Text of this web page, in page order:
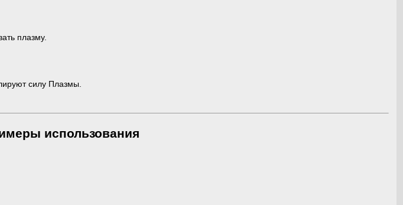
плазму.
силу Плазмы.
использования